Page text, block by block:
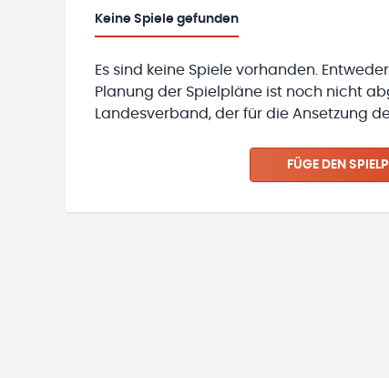
Keine Spiele gefunden
Es sind keine Spiele vorhanden.
Planung der Spielpläne ist noch nicht
Landesverband, der für die Ansetzung
FÜGE DEN